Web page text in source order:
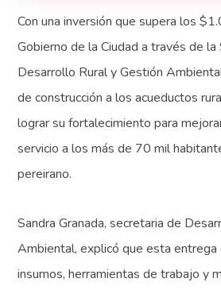
Con una inversión que supera los
Gobierno de la Ciudad a través de la
Desarrollo Rural y Gestión
de construcción a los acueductos
lograr su fortalecimiento para
servicio a los más de 70 mil
pereirano.
Sandra Granada, secretaria de
Ambiental, explicó que esta entrega
insumos, herramientas de trabajo y